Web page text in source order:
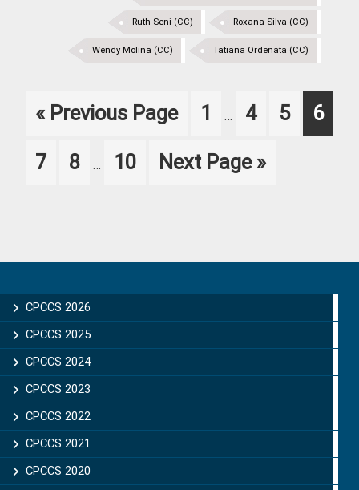
Roxana Silva (CC)
Ruth Seni (CC)
Tatiana Ordeñata (CC)
Wendy Molina (CC)
« Go
Previous Page Page
1
pages
… Page
4 Page
5 Page
6
Page
7 Page
8
pages
… Page
10
Go
Next Page »
Sidebar
CPCCS 2026
CPCCS 2025
CPCCS 2024
CPCCS 2023
CPCCS 2022
CPCCS 2021
CPCCS 2020